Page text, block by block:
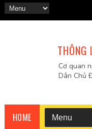
THÔNG
Cơ quan
Dân Chủ
HOME